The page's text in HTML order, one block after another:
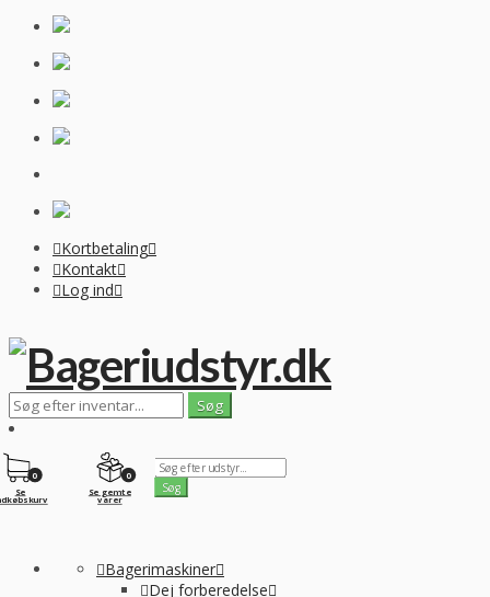
Kortbetaling
Kontakt
Log ind
0
Se gemte
varer
0
Se
Bagerimaskiner
Dej forberedelse